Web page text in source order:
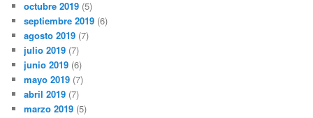
octubre 2019 (5)
septiembre 2019 (6)
agosto 2019 (7)
julio 2019 (7)
junio 2019 (6)
mayo 2019 (7)
abril 2019 (7)
marzo 2019 (5)